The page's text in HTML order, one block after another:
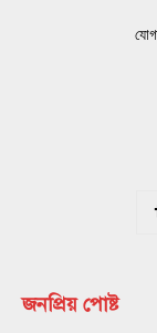
জনপ্রিয় পোষ্ট